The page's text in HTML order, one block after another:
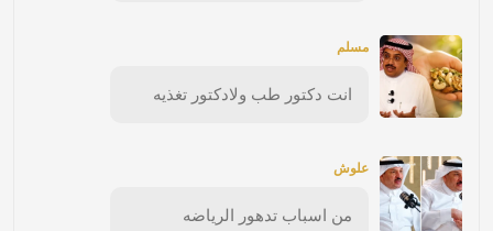
مسلم
انت دكتور طب ولادكتور تغذيه
علوش
من اسباب تدهور الرياضه